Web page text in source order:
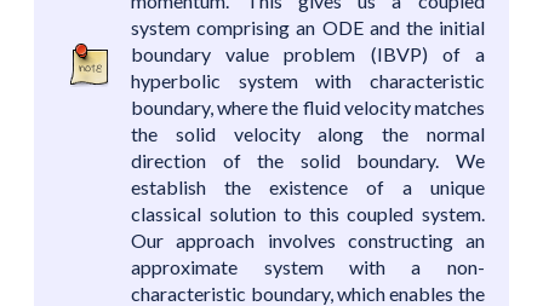
system comprising an ODE and the initial
boundary value problem (IBVP) of a
hyperbolic system with characteristic
boundary, where the fluid velocity matches
the solid velocity along the normal
direction of the solid boundary. We
establish the existence of a unique
classical solution to this coupled system.
Our approach involves constructing an
approximate system with a non-
characteristic boundary, which enables the